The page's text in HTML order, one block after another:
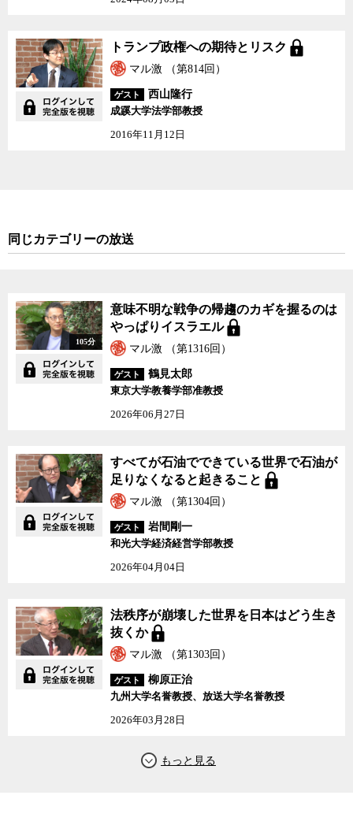
トランプ政権の存在は、とりわけ人種や人権面でアメリカ社会に
大きな影響を与え始めている。アメリカの大統領には究極のロール
モデルとしての役割が少なからずあるからだ。特に子どもたちにと
って大統領の言動は、今のアメリカで何は許され、何は許されない
と言えば聞こえがいいが、人種、宗教、人権などでアメリカがこれ
民主主義の制度改革が争点になるたびに、アメリカを参照点にする
アメリカよりまし」などと、現状肯定の言い訳に使われることも珍
しくない。
腐ってもアメリカはアメリカなのだ。
のか。アメリカはこのまま衰退してしまうのか。そもそもトランプ
民政策に詳しい西山氏と、ジャーナリストの神保哲生、社会学者の
宮台真司が議論した。
トランプ政権への期待とリスク
マル激 （第814回）
ゲスト
西山隆行
成蹊大学法学部教授
2016年11月12日
同じカテゴリーの放送
105分
意味不明な戦争の帰趨のカギを握るのは
やっぱりイスラエル
マル激 （第1316回）
ゲスト
鶴見太郎
東京大学教養学部准教授
2026年06月27日
すべてが石油でできている世界で石油が
足りなくなると起きること
マル激 （第1304回）
ゲスト
岩間剛一
和光大学経済経営学部教授
2026年04月04日
法秩序が崩壊した世界を日本はどう生き
抜くか
マル激 （第1303回）
ゲスト
柳原正治
九州大学名誉教授、放送大学名誉教授
2026年03月28日